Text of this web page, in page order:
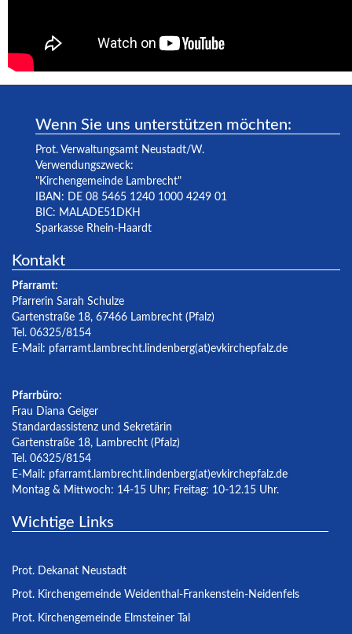
Wenn Sie uns unterstützen möchten:
Prot. Verwaltungsamt Neustadt/W.
Verwendungszweck:
"Kirchengemeinde Lambrecht"
IBAN: DE 08 5465 1240 1000 4249 01
BIC: MALADE51DKH
Sparkasse Rhein-Haardt
Kontakt
Pfarramt:
Pfarrerin Sarah Schulze
Gartenstraße 18, 67466 Lambrecht (Pfalz)
Tel. 06325/8154
E-Mail: pfarramt.lambrecht.lindenberg(at)evkirchepfalz.de
Pfarrbüro:
Frau Diana Geiger
Standardassistenz und Sekretärin
Gartenstraße 18, Lambrecht (Pfalz)
Tel. 06325/8154
E-Mail: pfarramt.lambrecht.lindenberg(at)evkirchepfalz.de
Montag & Mittwoch: 14-15 Uhr; Freitag: 10-12.15 Uhr.
Wichtige Links
Prot. Dekanat Neustadt
Prot. Kirchengemeinde Weidenthal-Frankenstein-Neidenfels
Prot. Kirchengemeinde Elmsteiner Tal